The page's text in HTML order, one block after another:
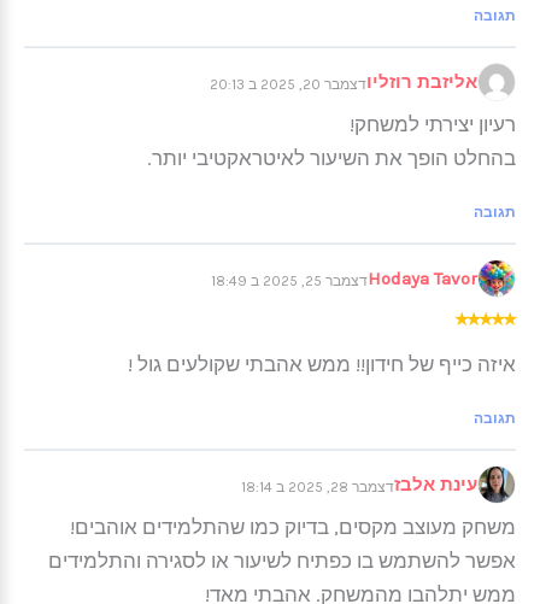
תגובה
אליזבת רוזליודצמבר 20, 2025 ב 20:13
רעיון יצירתי למשחק!
בהחלט הופך את השיעור לאיטראקטיבי יותר.
תגובה
Hodaya Tavorדצמבר 25, 2025 ב 18:49
★
★
★
★
★
איזה כייף של חידון!! ממש אהבתי שקולעים גול !
תגובה
עינת אלבזדצמבר 28, 2025 ב 18:14
משחק מעוצב מקסים, בדיוק כמו שהתלמידים אוהבים!
אפשר להשתמש בו כפתיח לשיעור או לסגירה והתלמידים
ממש יתלהבו מהמשחק. אהבתי מאד!